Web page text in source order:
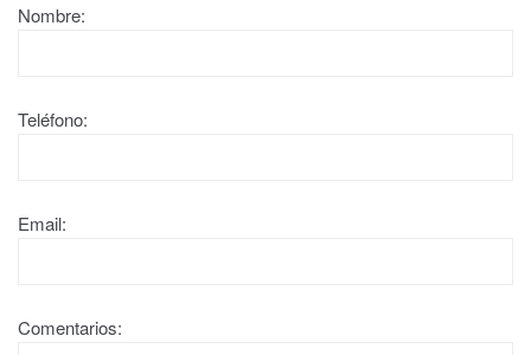
Nombre:
Teléfono:
Email:
Comentarios: